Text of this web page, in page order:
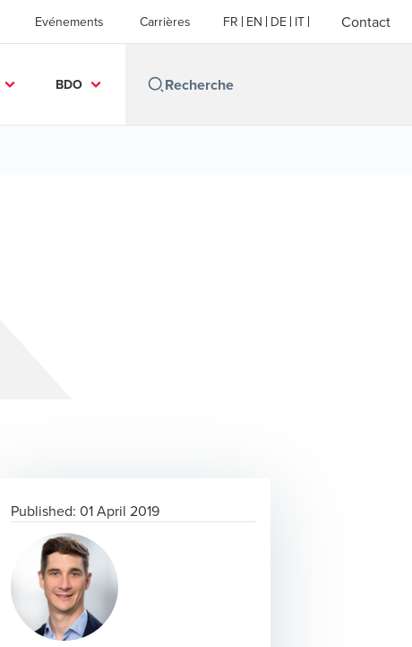
Evénements Carrières FR EN DE IT Contact
BDO
Published: 01 April 2019